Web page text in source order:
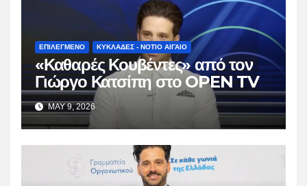
ΕΠΙΛΕΓΜΕΝΟ ΚΥΚΛΑΔΕΣ - ΝΟΤΙΟ ΑΙΓΑΙΟ
«Καθαρές Κουβέντες» από τον
Γιώργο Κατσίπη στο OPEN TV
MAY 9, 2026